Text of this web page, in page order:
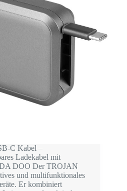
C Kabel –
Ladekabel mit
DOO Der TROJAN
und multifunktionales
Er kombiniert